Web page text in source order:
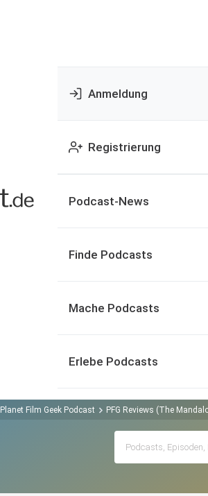
Anmeldung
Registrierung
Podcast-News
Finde Podcasts
Mache Podcasts
Erlebe Podcasts
Planet Film Geek Podcast PFG Reviews (The